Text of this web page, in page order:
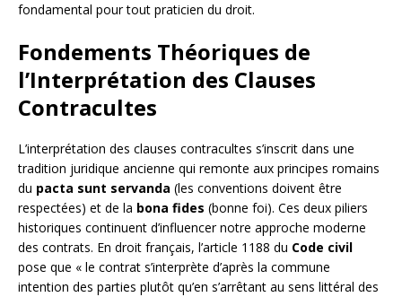
fondamental pour tout praticien du droit.
Fondements Théoriques de
l’Interprétation des Clauses
Contracultes
L’interprétation des clauses contracultes s’inscrit dans une
tradition juridique ancienne qui remonte aux principes romains
du pacta sunt servanda (les conventions doivent être
respectées) et de la bona fides (bonne foi). Ces deux piliers
historiques continuent d’influencer notre approche moderne
des contrats. En droit français, l’article 1188 du Code civil
pose que « le contrat s’interprète d’après la commune
intention des parties plutôt qu’en s’arrêtant au sens littéral des